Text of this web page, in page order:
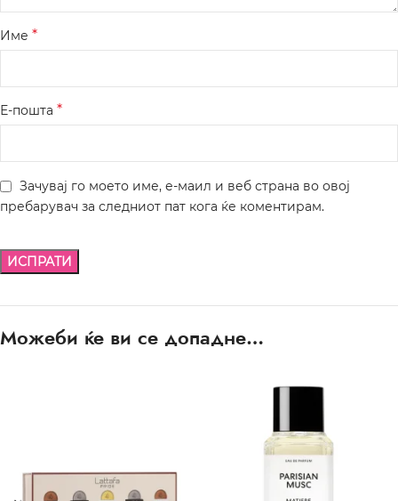
Име *
Е-пошта *
Зачувај го моето име, е-маил и веб страна во овој
пребарувач за следниот пат кога ќе коментирам.
Можеби ќе ви се допадне…